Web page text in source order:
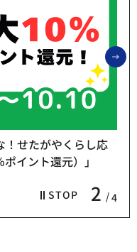
STOP 2 4
！せたがやくらし応
イント還元）」